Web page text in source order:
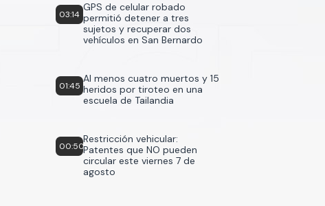
03:14
GPS de celular robado
permitió detener a tres
sujetos y recuperar dos
vehículos en San Bernardo
01:45
Al menos cuatro muertos y 15
heridos por tiroteo en una
escuela de Tailandia
00:50
Restricción vehicular:
Patentes que NO pueden
circular este viernes 7 de
agosto